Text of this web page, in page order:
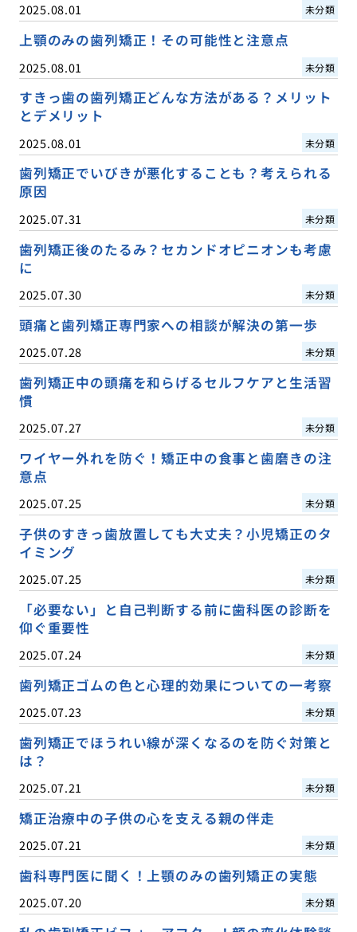
2025.08.01 未分類
上顎のみの歯列矯正！その可能性と注意点
2025.08.01 未分類
すきっ歯の歯列矯正どんな方法がある？メリット
とデメリット
2025.08.01 未分類
歯列矯正でいびきが悪化することも？考えられる
原因
2025.07.31 未分類
歯列矯正後のたるみ？セカンドオピニオンも考慮
に
2025.07.30 未分類
頭痛と歯列矯正専門家への相談が解決の第一歩
2025.07.28 未分類
歯列矯正中の頭痛を和らげるセルフケアと生活習
慣
2025.07.27 未分類
ワイヤー外れを防ぐ！矯正中の食事と歯磨きの注
意点
2025.07.25 未分類
子供のすきっ歯放置しても大丈夫？小児矯正のタ
イミング
2025.07.25 未分類
「必要ない」と自己判断する前に歯科医の診断を
仰ぐ重要性
2025.07.24 未分類
歯列矯正ゴムの色と心理的効果についての一考察
2025.07.23 未分類
歯列矯正でほうれい線が深くなるのを防ぐ対策と
は？
2025.07.21 未分類
矯正治療中の子供の心を支える親の伴走
2025.07.21 未分類
歯科専門医に聞く！上顎のみの歯列矯正の実態
2025.07.20 未分類